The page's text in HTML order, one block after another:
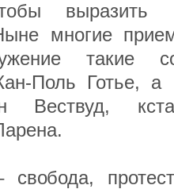
выразить
многие
такие
Поль Готье, а
Вествуд,